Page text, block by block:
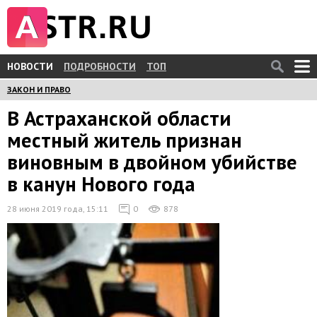
НОВОСТИ ПОДРОБНОСТИ ТОП
ЗАКОН И ПРАВО
В Астраханской области
местный житель признан
виновным в двойном убийстве
в канун Нового года
28 июня 2019 года, 15:11 0 878